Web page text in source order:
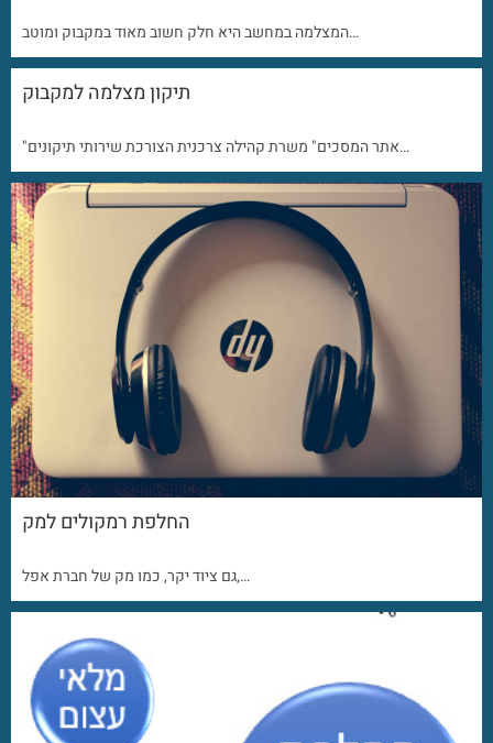
המצלמה במחשב היא חלק חשוב מאוד במקבוק ומוטב…
תיקון מצלמה למקבוק
"אתר המסכים" משרת קהילה צרכנית הצורכת שירותי תיקונים…
החלפת רמקולים למק
גם ציוד יקר, כמו מק של חברת אפל,…